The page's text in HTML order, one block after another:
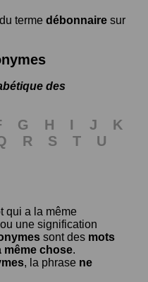
terme débonnaire sur
des
G H I J
K
R S T
U
qui a la même
une signification
sont des mots
même chose.
, la phrase ne